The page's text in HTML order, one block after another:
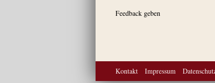
Feedback geben
Kontakt Impressum